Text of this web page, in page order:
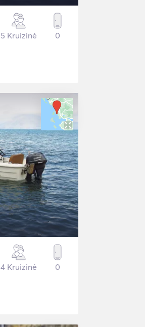
5 Kruizinė 0
4 Kruizinė 0